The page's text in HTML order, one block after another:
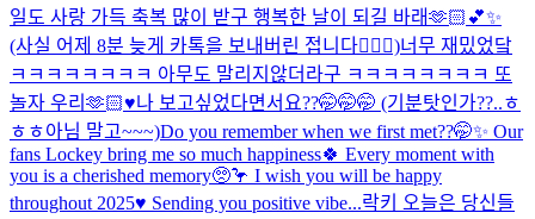
일도 사랑 가득 축복 많이 받구 행복한 날이 되길 바래🫶🏻💕✨
(사실 어제 8분 늦게 카톡을 보내버린 접니다🙇🏻‍♀️)너무 재밌었닼
ㅋㅋㅋㅋㅋㅋㅋㅋ 아무도 말리지않더라구 ㅋㅋㅋㅋㅋㅋㅋㅋ 또
놀자 우리🫶🏻♥️나 보고싶었다면서요??🤭🤭🤭 (기분탓인가??..ㅎ
ㅎㅎ아님 말고~~~)Do you remember when we first met??🤭✨ Our
fans Lockey bring me so much happiness🍀 Every moment with
you is a cherished memory🥺🦩 I wish you will be happy
throughout 2025♥️ Sending you positive vibe...락키 오늘은 당신들